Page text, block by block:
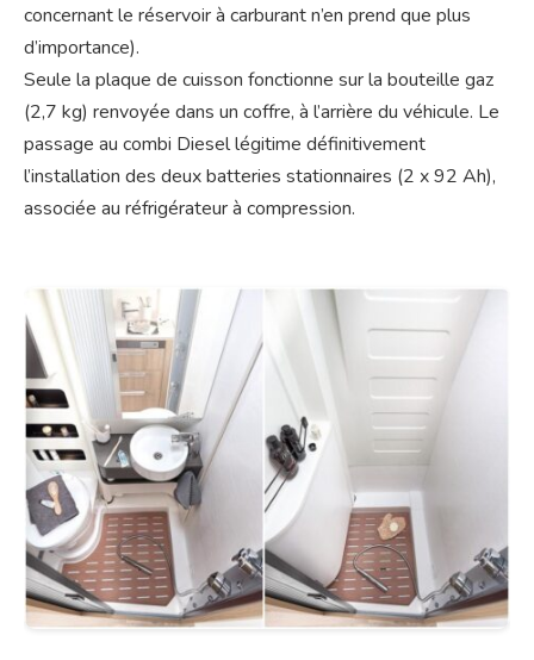
concernant le réservoir à carburant n’en prend que plus
d’importance).
Seule la plaque de cuisson fonctionne sur la bouteille gaz
(2,7 kg) renvoyée dans un coffre, à l’arrière du véhicule. Le
passage au combi Diesel légitime définitivement
l’installation des deux batteries stationnaires (2 x 92 Ah),
associée au réfrigérateur à compression.